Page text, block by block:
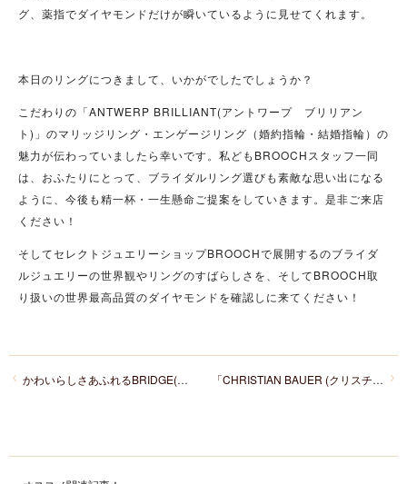
グ、薬指でダイヤモンドだけが瞬いているように見せてくれます。
本日のリングにつきまして、いかがでしたでしょうか？
こだわりの「ANTWERP BRILLIANT(アントワープ ブリリアン
ト)」 のマリッジリング・エンゲージリング（婚約指輪・結婚指輪）の
魅力が伝わっていましたら幸いです。私どもBROOCHスタッフ一同
は、おふたりにとって、ブライダルリング選びも素敵な思い出になる
ように、今後も精一杯・一生懸命ご提案をしていきます。是非ご来店
ください！
そしてセレクトジュエリーショップBROOCHで展開するのブライダ
ルジュエリーの世界観やリングのすばらしさを、そしてBROOCH取
り扱いの世界最高品質のダイヤモンドを確認しに来てください！
「CHRISTIAN BAUER (クリスチャンバウアー)」のシャープでかっこいい３色コンビネーションマリッジリング
かわいらしさあふれるBRIDGE(ブリッジ)のエンゲージリングSpring Primrose 春の足音～雪割り草～